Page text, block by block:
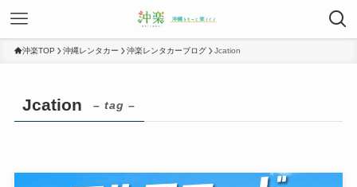
沖楽TOP 沖縄レンタカー 沖楽レンタカーブログ Jcation
Jcation – tag –